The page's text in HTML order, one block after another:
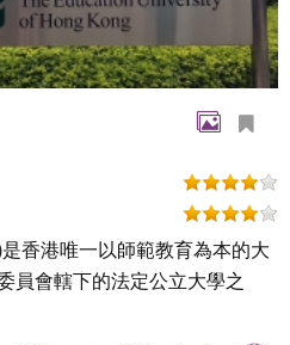
香港唯一以師範教育為本的大
員會轄下的法定公立大學之